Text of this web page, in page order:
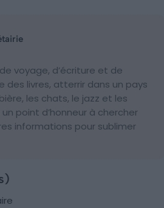
voyage, d’écriture et de
des livres, atterrir dans un pays
les chats, le jazz et les
point d’honneur à chercher
informations pour sublimer